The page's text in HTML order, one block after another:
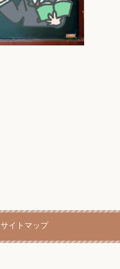
サイトマップ